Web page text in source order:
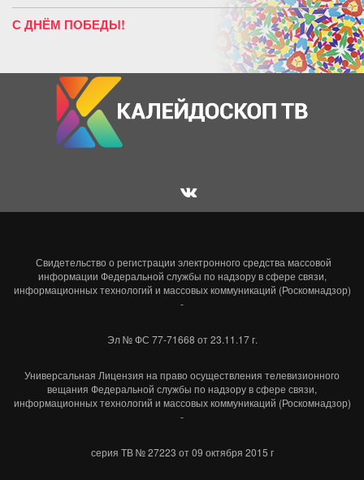
С ДНЁМ ПОБЕДЫ!
Свидетельство о регистрации электронного средства массовой
информации Федеральной службы по надзору в сфере связи,
информационных технологий и массовых коммуникаций (Роскомнадзор)
-
Эл № ФС 77-71668 от 23.11.17 г.
Универсальная Лицензия на право осуществления телевизионного
вещания Федеральной службы по надзору в сфере связи,
информационных технологий и массовых коммуникаций (Роскомнадзор)
-
серия ТВ № 27223 от 09 октября 2015 г